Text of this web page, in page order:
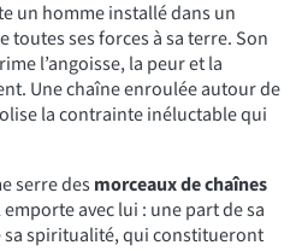
un homme installé dans un
toutes ses forces à sa terre. Son
l’angoisse, la peur et la
Une chaîne enroulée autour de
la contrainte inéluctable qui
serre desmorceaux de chaînes
emporte avec lui : une part de sa
spiritualité, qui constitueront